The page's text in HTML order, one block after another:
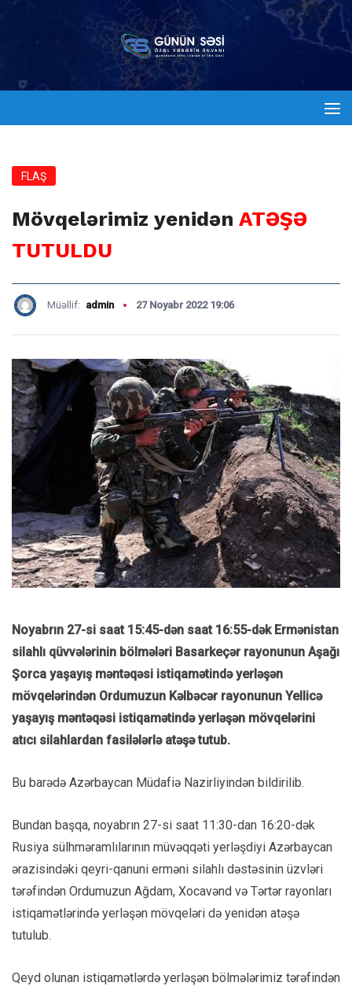
FLAŞ
Mövqelərimiz yenidən ATƏŞƏ
TUTULDU
Müəllif: admin 27 Noyabr 2022 19:06
Noyabrın 27-si saat 15:45-dən saat 16:55-dək Ermənistan
silahlı qüvvələrinin bölmələri Basarkeçər rayonunun Aşağı
Şorca yaşayış məntəqəsi istiqamətində yerləşən
mövqelərindən Ordumuzun Kəlbəcər rayonunun Yellicə
yaşayış məntəqəsi istiqamətində yerləşən mövqelərini
atıcı silahlardan fasilələrlə atəşə tutub.
Bu barədə Azərbaycan Müdafiə Nazirliyindən bildirilib.
Bundan başqa, noyabrın 27-si saat 11:30-dan 16:20-dək
Rusiya sülhməramlılarının müvəqqəti yerləşdiyi Azərbaycan
ərazisindəki qeyri-qanuni erməni silahlı dəstəsinin üzvləri
tərəfindən Ordumuzun Ağdam, Xocavənd və Tərtər rayonları
istiqamətlərində yerləşən mövqeləri də yenidən atəşə
tutulub.
Qeyd olunan istiqamətlərdə yerləşən bölmələrimiz tərəfindən